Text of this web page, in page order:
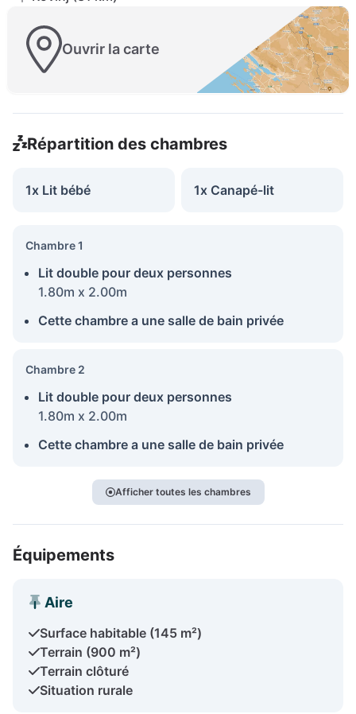
Ouvrir la carte
Répartition des chambres
1x Lit bébé 1x Canapé-lit
Chambre 1
Lit double pour deux personnes
1.80m x 2.00m
Cette chambre a une salle de bain privée
Chambre 2
Lit double pour deux personnes
1.80m x 2.00m
Cette chambre a une salle de bain privée
Afficher toutes les chambres
Équipements
Aire
Surface habitable (145 m²)
Terrain (900 m²)
Terrain clôturé
Situation rurale